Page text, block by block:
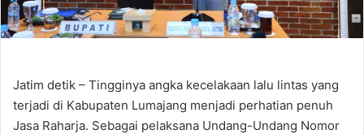
Jatim detik – Tingginya angka kecelakaan lalu lintas yang
terjadi di Kabupaten Lumajang menjadi perhatian penuh
Jasa Raharja. Sebagai pelaksana Undang-Undang Nomor